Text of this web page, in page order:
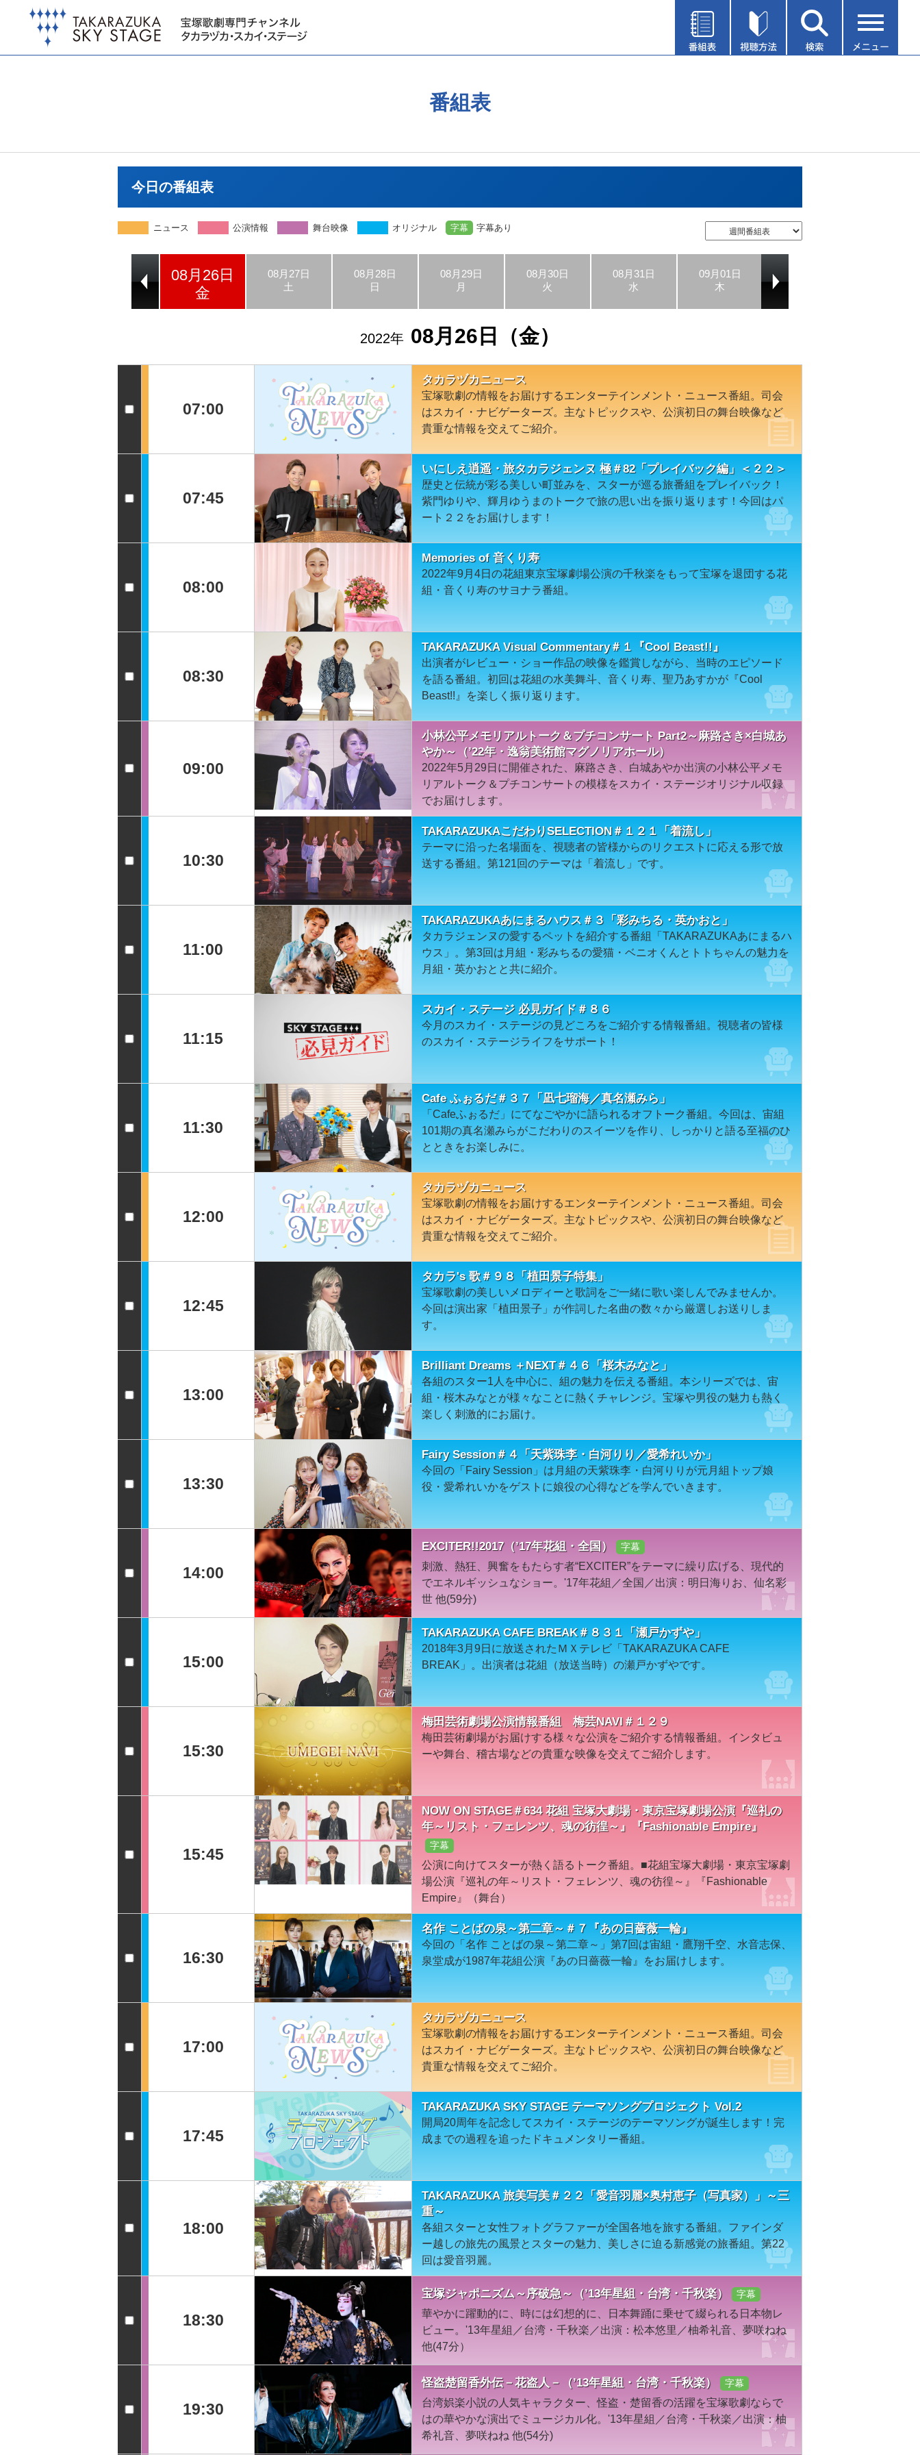
番組表
今日の番組表
ニュース 公演情報 舞台映像 オリジナル 字幕 字幕あり
08月26日
金
08月27日
土
08月28日
日
08月29日
月
08月30日
火
08月31日
水
09月01日
木
2022年 08月26日（金）
07:00
タカラヅカニュース
宝塚歌劇の情報をお届けするエンターテインメント・ニュース番組。司会
はスカイ・ナビゲーターズ。主なトピックスや、公演初日の舞台映像など
貴重な情報を交えてご紹介。
07:45
いにしえ逍遥・旅タカラジェンヌ 極＃82「プレイバック編」＜２２＞
歴史と伝統が彩る美しい町並みを、スターが巡る旅番組をプレイバック！
紫門ゆりや、輝月ゆうまのトークで旅の思い出を振り返ります！今回はパ
ート２２をお届けします！
08:00
Memories of 音くり寿
2022年9月4日の花組東京宝塚劇場公演の千秋楽をもって宝塚を退団する花
組・音くり寿のサヨナラ番組。
08:30
TAKARAZUKA Visual Commentary＃１『Cool Beast!!』
出演者がレビュー・ショー作品の映像を鑑賞しながら、当時のエピソード
を語る番組。初回は花組の水美舞斗、音くり寿、聖乃あすかが『Cool
Beast!!』を楽しく振り返ります。
09:00
小林公平メモリアルトーク＆プチコンサート Part2～麻路さき×白城あ
やか～（’22年・逸翁美術館マグノリアホール）
2022年5月29日に開催された、麻路さき、白城あやか出演の小林公平メモ
リアルトーク＆プチコンサートの模様をスカイ・ステージオリジナル収録
でお届けします。
10:30
TAKARAZUKAこだわりSELECTION＃１２１「着流し」
テーマに沿った名場面を、視聴者の皆様からのリクエストに応える形で放
送する番組。第121回のテーマは「着流し」です。
11:00
TAKARAZUKAあにまるハウス＃３「彩みちる・英かおと」
タカラジェンヌの愛するペットを紹介する番組「TAKARAZUKAあにまるハ
ウス」。第3回は月組・彩みちるの愛猫・ベニオくんとトトちゃんの魅力を
月組・英かおとと共に紹介。
11:15
スカイ・ステージ 必見ガイド＃８６
今月のスカイ・ステージの見どころをご紹介する情報番組。視聴者の皆様
のスカイ・ステージライフをサポート！
11:30
Cafe ふぉるだ＃３７「凪七瑠海／真名瀬みら」
「Cafeふぉるだ」にてなごやかに語られるオフトーク番組。今回は、宙組
101期の真名瀬みらがこだわりのスイーツを作り、しっかりと語る至福のひ
とときをお楽しみに。
12:00
タカラヅカニュース
宝塚歌劇の情報をお届けするエンターテインメント・ニュース番組。司会
はスカイ・ナビゲーターズ。主なトピックスや、公演初日の舞台映像など
貴重な情報を交えてご紹介。
12:45
タカラ's 歌＃９８「植田景子特集」
宝塚歌劇の美しいメロディーと歌詞をご一緒に歌い楽しんでみませんか。
今回は演出家「植田景子」が作詞した名曲の数々から厳選しお送りしま
す。
13:00
Brilliant Dreams ＋NEXT＃４６「桜木みなと」
各組のスター1人を中心に、組の魅力を伝える番組。本シリーズでは、宙
組・桜木みなとが様々なことに熱くチャレンジ。宝塚や男役の魅力も熱く
楽しく刺激的にお届け。
13:30
Fairy Session＃４「天紫珠李・白河りり／愛希れいか」
今回の「Fairy Session」は月組の天紫珠李・白河りりが元月組トップ娘
役・愛希れいかをゲストに娘役の心得などを学んでいきます。
14:00
EXCITER!!2017（’17年花組・全国） 字幕
刺激、熱狂、興奮をもたらす者“EXCITER”をテーマに繰り広げる、現代的
でエネルギッシュなショー。'17年花組／全国／出演：明日海りお、仙名彩
世 他(59分)
15:00
TAKARAZUKA CAFE BREAK＃８３１「瀬戸かずや」
2018年3月9日に放送されたＭＸテレビ「TAKARAZUKA CAFE
BREAK」。出演者は花組（放送当時）の瀬戸かずやです。
15:30
梅田芸術劇場公演情報番組 梅芸NAVI＃１２９
梅田芸術劇場がお届けする様々な公演をご紹介する情報番組。インタビュ
ーや舞台、稽古場などの貴重な映像を交えてご紹介します。
15:45
NOW ON STAGE＃634 花組 宝塚大劇場・東京宝塚劇場公演『巡礼の
年～リスト・フェレンツ、魂の彷徨～』『Fashionable Empire』
字幕
公演に向けてスターが熱く語るトーク番組。■花組宝塚大劇場・東京宝塚劇
場公演『巡礼の年～リスト・フェレンツ、魂の彷徨～』『Fashionable
Empire』（舞台）
16:30
名作 ことばの泉～第二章～＃７『あの日薔薇一輪』
今回の「名作 ことばの泉～第二章～」第7回は宙組・鷹翔千空、水音志保、
泉堂成が1987年花組公演『あの日薔薇一輪』をお届けします。
17:00
タカラヅカニュース
宝塚歌劇の情報をお届けするエンターテインメント・ニュース番組。司会
はスカイ・ナビゲーターズ。主なトピックスや、公演初日の舞台映像など
貴重な情報を交えてご紹介。
17:45
TAKARAZUKA SKY STAGE テーマソングプロジェクト Vol.2
開局20周年を記念してスカイ・ステージのテーマソングが誕生します！完
成までの過程を追ったドキュメンタリー番組。
18:00
TAKARAZUKA 旅美写美＃２２「愛音羽麗×奥村恵子（写真家）」～三
重～
各組スターと女性フォトグラファーが全国各地を旅する番組。ファインダ
ー越しの旅先の風景とスターの魅力、美しさに迫る新感覚の旅番組。第22
回は愛音羽麗。
18:30
宝塚ジャポニズム～序破急～（’13年星組・台湾・千秋楽） 字幕
華やかに躍動的に、時には幻想的に、日本舞踊に乗せて綴られる日本物レ
ビュー。'13年星組／台湾・千秋楽／出演：松本悠里／柚希礼音、夢咲ねね
他(47分）
19:30
怪盗楚留香外伝－花盗人－（’13年星組・台湾・千秋楽） 字幕
台湾娯楽小説の人気キャラクター、怪盗・楚留香の活躍を宝塚歌劇ならで
はの華やかな演出でミュージカル化。'13年星組／台湾・千秋楽／出演：柚
希礼音、夢咲ねね 他(54分)